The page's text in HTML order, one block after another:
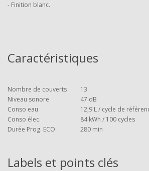
- Finition blanc.
Caractéristiques
Nombre de couverts 13
Niveau sonore
47 dB
Conso eau
12,9 L / cycle de
Conso élec.
84 kWh / 100 cycles
Durée Prog. ECO
280 min
Labels et points clés